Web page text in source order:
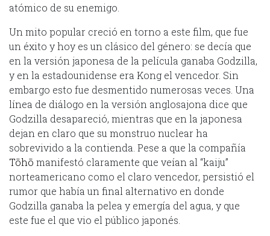
atómico de su enemigo.
Un mito popular creció en torno a este film, que fue
un éxito y hoy es un clásico del género: se decía que
en la versión japonesa de la película ganaba Godzilla,
y en la estadounidense era Kong el vencedor. Sin
embargo esto fue desmentido numerosas veces. Una
línea de diálogo en la versión anglosajona dice que
Godzilla desapareció, mientras que en la japonesa
dejan en claro que su monstruo nuclear ha
sobrevivido a la contienda. Pese a que la compañía
Tōhō manifestó claramente que veían al “kaiju”
norteamericano como el claro vencedor, persistió el
rumor que había un final alternativo en donde
Godzilla ganaba la pelea y emergía del agua, y que
este fue el que vio el público japonés.